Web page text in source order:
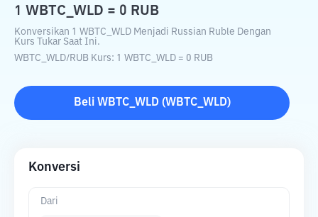
1 WBTC_WLD = 0 RUB
Konversikan 1 WBTC_WLD Menjadi Russian Ruble Dengan
Kurs Tukar Saat Ini.
WBTC_WLD/RUB Kurs: 1 WBTC_WLD = 0 RUB
Beli WBTC_WLD(WBTC_WLD)
Konversi
Dari